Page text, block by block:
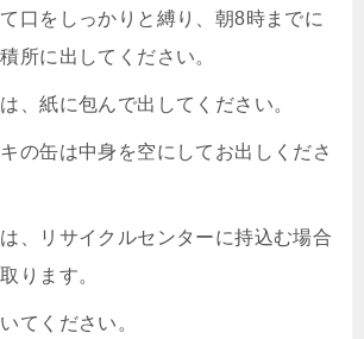
口をしっかりと縛り、朝8時までに
所に出してください。
、紙に包んで出してください。
の缶は中身を空にしてお出しくださ
、リサイクルセンターに持込む場合
ります。
てください。